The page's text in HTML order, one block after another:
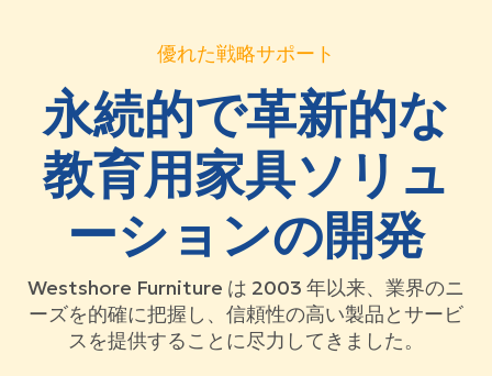
優れた戦略サポート
永続的で革新的な
教育用家具ソリュ
ーションの開発
Westshore Furniture は 2003 年以来、業界のニ
ーズを的確に把握し、信頼性の高い製品とサービ
スを提供することに尽力してきました。